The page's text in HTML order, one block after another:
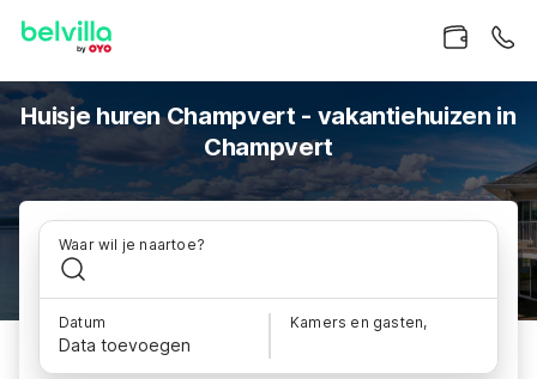
Huisje huren Champvert - vakantiehuizen in
Champvert
Waar wil je naartoe?
Datum
Data toevoegen
Kamers en gasten,